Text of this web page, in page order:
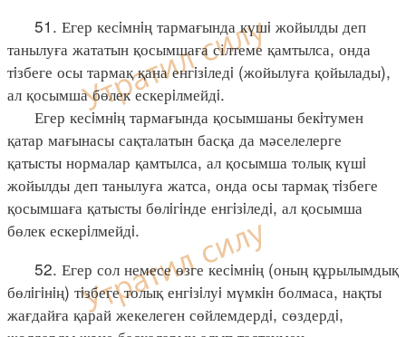
51. Егер кесiмнiң тармағында күшi жойылды деп
танылуға жататын қосымшаға сілтеме қамтылса, онда
тiзбеге осы тармақ қана енгiзiледi (жойылуға қойылады),
ал қосымша бөлек ескерiлмейдi.
Егер кесiмнiң тармағында қосымшаны бекiтумен
қатар мағынасы сақталатын басқа да мәселелерге
қатысты нормалар қамтылса, ал қосымша толық күшi
жойылды деп танылуға жатса, онда осы тармақ тiзбеге
қосымшаға қатысты бөлiгiнде енгiзiледi, ал қосымша
бөлек ескерiлмейдi.
52. Егер сол немесе өзге кесiмнiң (оның құрылымдық
бөлiгiнiң) тiзбеге толық енгiзiлуi мүмкiн болмаса, нақты
жағдайға қарай жекелеген сөйлемдердi, сөздердi,